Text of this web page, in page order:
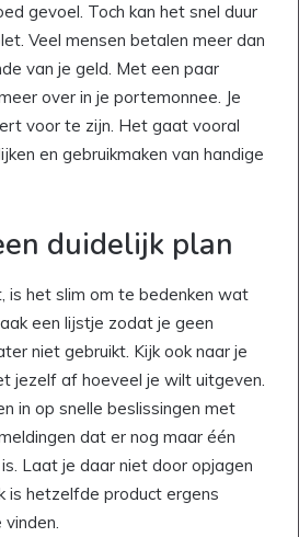
gevoel. Toch kan het snel duur
Veel mensen betalen meer dan
van je geld. Met een paar
over in je portemonnee. Je
voor te zijn. Het gaat vooral
en gebruikmaken van handige
duidelijk plan
is het slim om te bedenken wat
een lijstje zodat je geen
niet gebruikt. Kijk ook naar je
jezelf af hoeveel je wilt uitgeven.
in op snelle beslissingen met
dat er nog maar één
Laat je daar niet door opjagen
is hetzelfde product ergens